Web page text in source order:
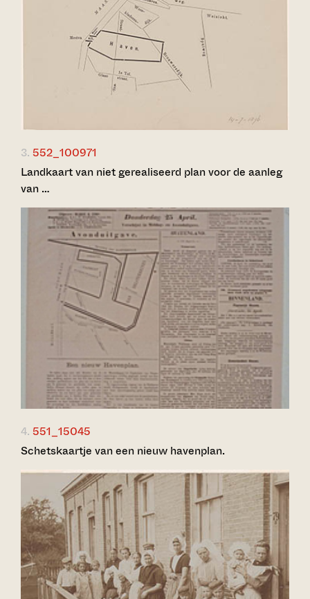
3. 552_100971
Landkaart van niet gerealiseerd plan voor de aanleg
van …
4. 551_15045
Schetskaartje van een nieuw havenplan.